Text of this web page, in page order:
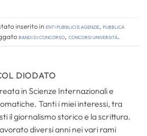
inserito inEnti pubblici e agenzie, Pubblica
bandi di concorso, concorsi università.
DIODATO
in Scienze Internazionali e
Tanti i miei interessi, tra
il giornalismo storico e la scrittura.
diversi anni nei vari rami